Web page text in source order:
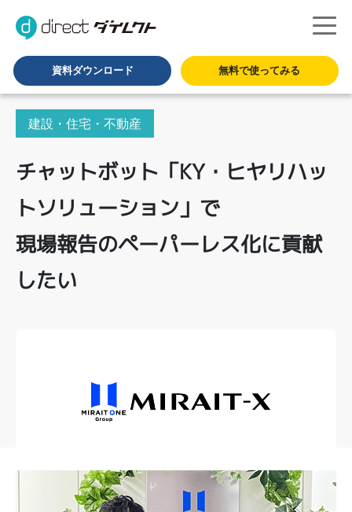
資料ダウンロード 無料で使ってみる
建設・住宅・不動産
チャットボット「KY・ヒヤリハッ
トソリューション」で
現場報告のペーパーレス化に貢献
したい